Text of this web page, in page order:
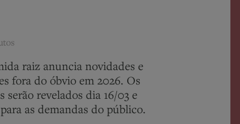
raiz anuncia novidades e
fora do óbvio em 2026. Os
serão revelados dia 16/03 e
as demandas do público.